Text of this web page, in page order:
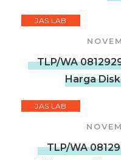
JAS LAB
TLP/WA
Harga
JAS LAB
TLP/WA